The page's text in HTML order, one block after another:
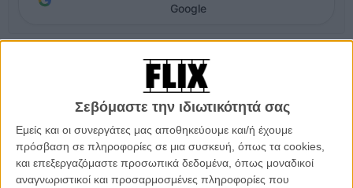
Σεβόμαστε την ιδιωτικότητά σας
Εμείς και οι συνεργάτες μας αποθηκεύουμε και/ή έχουμε
πρόσβαση σε πληροφορίες σε μια συσκευή, όπως τα cookies,
και επεξεργαζόμαστε προσωπικά δεδομένα, όπως μοναδικοί
αναγνωριστικοί και προσαρμοσμένες πληροφορίες που
Google
Tέσσερις βίαιοι νεαροί που έχουν μόλις αποδράσει από ένα
ψυχιατρικό ίδρυμα, απαγάγουν μία νεαρή νοσοκόμα και την
παίρνουν μαζί τους σε ένα εφιαλτικό road trip. Κυνηγημένος από
έναν αντίστοιχα διαταραγμένο αστυνομικό που ψάχνει εκδίκηση,
ένας από τους νεαρούς είναι προορισμένος να ζήσει μία τραγωδία
και φρικιαστικά περιστατικά που θα καταστρέψουν το μυαλό του,
μεταμορφώνοντάς τον στο τέρας που πλέον ονομάζουμε
Leatherface